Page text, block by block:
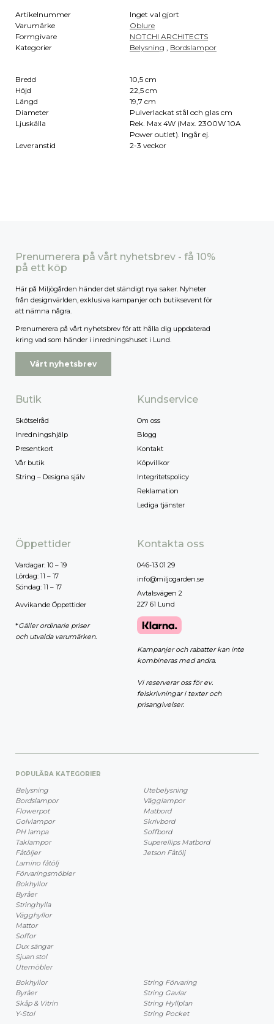
Artikelnummer
Inget val gjort
Varumärke
Oblure
Formgivare
NOTCHI ARCHITECTS
Kategorier
Belysning Bordslampor
Bredd
10,5 cm
Höjd
22,5 cm
Längd
19,7 cm
Diameter
Pulverlackat stål och glas cm
Ljuskälla
Rek. Max 4W (Max. 2300W 10A
Power outlet). Ingår ej.
Leveranstid
2-3 veckor
Prenumerera på vårt nyhetsbrev - få 10%
på ett köp
Här på Miljögården händer det ständigt nya saker. Nyheter
från designvärlden, exklusiva kampanjer och butiksevent för
att nämna några.
Prenumerera på vårt nyhetsbrev för att hålla dig uppdaterad
kring vad som händer i inredningshuset i Lund.
Vårt nyhetsbrev
Butik
Skötselråd
Inredningshjälp
Presentkort
Vår butik
String – Designa själv
Kundservice
Om oss
Blogg
Kontakt
Köpvillkor
Integritetspolicy
Reklamation
Lediga tjänster
Öppettider
Vardagar: 10 – 19
Lördag: 11 – 17
Söndag: 11 – 17
Avvikande Öppettider
*Gäller ordinarie priser
och utvalda varumärken.
Kontakta oss
046-13 01 29
info@miljogarden.se
Avtalsvägen 2
227 61 Lund
Kampanjer och rabatter kan inte
kombineras med andra.
Vi reserverar oss för ev.
felskrivningar i texter och
prisangivelser.
POPULÄRA KATEGORIER
Belysning
Bordslampor
Flowerpot
Golvlampor
PH lampa
Taklampor
Fåtöljer
Lamino fåtölj
Förvaringsmöbler
Bokhyllor
Byråer
Stringhylla
Vägghyllor
Mattor
Soffor
Dux sängar
Sjuan stol
Utemöbler
Utebelysning
Vägglampor
Matbord
Skrivbord
Soffbord
Superellips Matbord
Jetson Fåtölj
Bokhyllor
Byråer
Skåp & Vitrin
Y-Stol
String Förvaring
String Gavlar
String Hyllplan
String Pocket